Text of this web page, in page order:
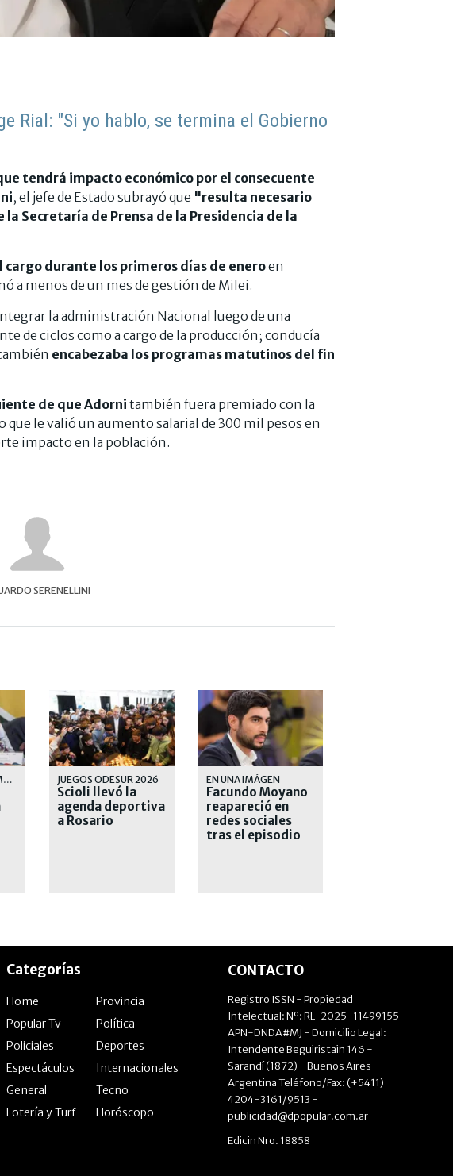
Rial: "Si yo hablo, se termina el Gobierno
tendrá impacto económico por el consecuente
, el jefe de Estado subrayó que "resulta necesario
Secretaría de Prensa de la Presidencia de la
cargo durante los primeros días de eneroen
a menos de un mes de gestión de Milei.
la administración Nacional luego de una
de ciclos como a cargo de la producción; conducía
encabezaba los programas matutinos del fin
de que Adorni también fuera premiado con la
le valió un aumento salarial de 300 mil pesos en
impacto en la población.
SERENELLINI
CONFLICTO DIPLOMÁTICO JUEGOS ODESUR 2026
Scioli llevó la
agenda deportiva
a Rosario
EN UNA IMÁGEN
Facundo Moyano
reapareció en
redes sociales
tras el episodio
Categorías
Home
Provincia
Popular Tv
Política
Policiales
Deportes
Espectáculos
Internacionales
General
Tecno
Lotería y Turf
Horóscopo
CONTACTO
Registro ISSN - Propiedad
Intelectual: Nº: RL-2025-11499155-
APN-DNDA#MJ - Domicilio Legal:
Intendente Beguiristain 146 -
Sarandí (1872) - Buenos Aires -
Argentina Teléfono/Fax: (+5411)
4204-3161/9513 -
publicidad@dpopular.com.ar
Edicin Nro. 18858